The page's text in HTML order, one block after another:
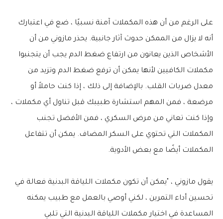
على الرغم من أن هذه المكملات آمنة نسبيًا ، ضع في اعتبارك
أنه لا يزال من الممكن حدوث آثار جانبية. يحذر مازوني من أن
الأشخاص الذين يعانون من ارتفاع ضغط الدم يجب أن يتجنبوا
مكملات الكافيين لأنها يمكن أن ترفع ضغط الدم وتزيد من
معدل ضربات القلب. بالإضافة إلى ذلك ، إذا كنت حاملاً أو
مرضعة ، فمن المهم استشارة طبيبك قبل تناول أي مكملات ،
وإذا كنت تعاني من مرض السكري ، فمن الأفضل تجنب
المكملات التي تحتوي على السكر المضاف. يمكن أن تتفاعل
المكملات أيضًا مع بعض الأدوية.
يقول مازوني ، "يمكن أن تكون مكملات اللياقة البدنية فعالة في
تحسين أداء التمرين ، لكني أوصي بالعمل مع طبيب يمكنه
المساعدة في اختيار مكملات اللياقة البدنية التي تلبي